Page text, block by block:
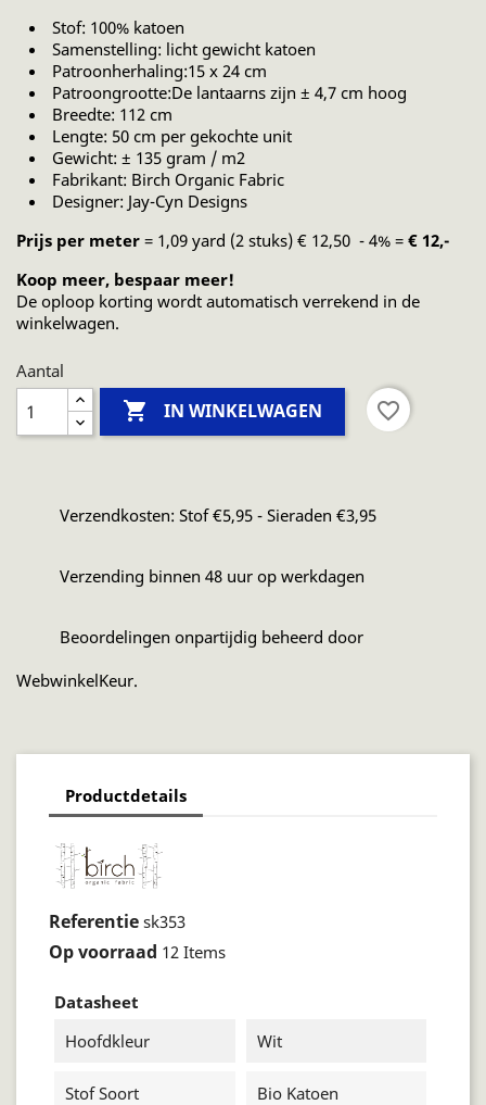
Stof: 100% katoen
Samenstelling: licht gewicht katoen
Patroonherhaling:15 x 24 cm
Patroongrootte:De lantaarns zijn ± 4,7 cm hoog
Breedte: 112 cm
Lengte: 50 cm per gekochte unit
Gewicht: ± 135 gram / m2
Fabrikant: Birch Organic Fabric
Designer: Jay-Cyn Designs
Prijs per meter = 1,09 yard (2 stuks) € 12,50 - 4% = € 12,-
Koop meer, bespaar meer!
De oploop korting wordt automatisch verrekend in de
winkelwagen.
Aantal
 IN WINKELWAGEN favorite_border
Verzendkosten: Stof €5,95 - Sieraden €3,95
Verzending binnen 48 uur op werkdagen
Beoordelingen onpartijdig beheerd door
WebwinkelKeur.
Productdetails
Referentie sk353
Op voorraad 12 Items
Datasheet
Hoofdkleur
Wit
Stof Soort Bio Katoen